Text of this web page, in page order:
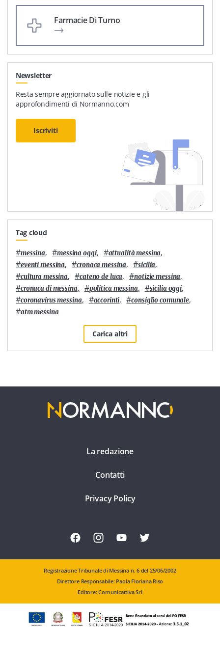
Farmacie Di Turno
Newsletter
Resta sempre aggiornato sulle notizie e gli
approfondimenti di Normanno.com
Iscriviti
Tag cloud
#messina, #messina oggi, #attualità messina,
#eventi messina, #cronaca messina, #sicilia,
#cultura messina, #cateno de luca, #notizie messina,
#cronaca di messina, #politica messina, #sicilia oggi,
#coronavirus messina, #accorinti, #consiglio comunale,
#atm messina
Carica altri
La redazione
Contatti
Privacy Policy
Registrazione Tribunale di Messina n. 6 del 25/06/2002
Direttore Responsabile: Paola Floriana Riso
Editore: Comunicattiva Srl